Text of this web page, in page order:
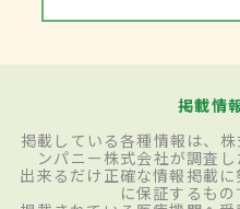
掲載情
掲載している各種情報は、
ンパニー株式会社が調査
出来るだけ正確な情報掲載
に保証するもの